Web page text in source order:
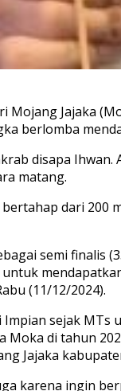
Mojang Jajaka
berlomba
disapa
matang.
dari 200
semi finalis
(11/12/2024).
Impian sejak MTs
Moka di tahun
Jajaka
karena ingin